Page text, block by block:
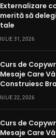
Externalizare
merită să
tale
IULIE 31, 2026
Curs de
Mesaje Care
Construiesc
IULIE 22, 2026
Curs de
Mesaje Care